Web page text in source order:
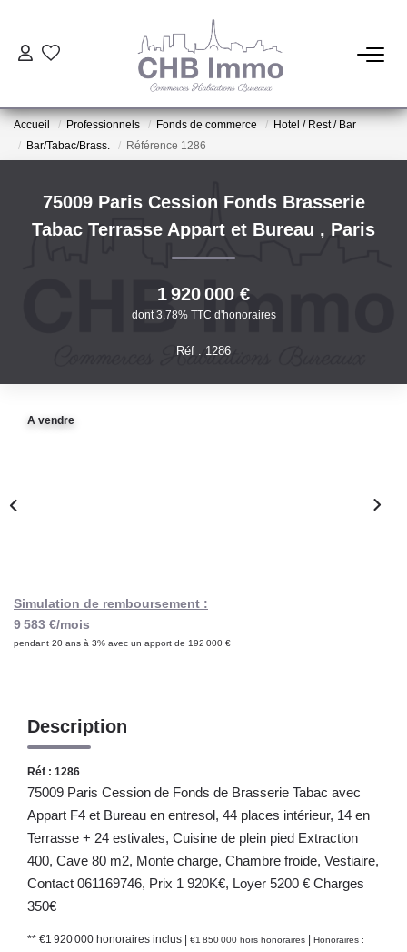
ESTIMATION
HABITATION
CESSIONS DE FONDS
LOCATIONS
GESTION
Accueil Professionnels Fonds de commerce
Hotel / Rest / Bar
Bar/Tabac/Brass.
Référence 1286
75009 Paris Cession Fonds Brasserie
Tabac Terrasse Appart et Bureau , Paris
1 920 000 €
dont 3,78% TTC d'honoraires
Réf : 1286
A vendre
Simulation de remboursement :
9 583 €/mois
pendant 20 ans à 3% avec un apport de 192 000 €
Description
Réf : 1286
75009 Paris Cession de Fonds de Brasserie Tabac avec
Appart F4 et Bureau en entresol, 44 places intérieur, 14 en
Terrasse + 24 estivales, Cuisine de plein pied Extraction
400, Cave 80 m2, Monte charge, Chambre froide, Vestiaire,
Contact 061169746, Prix 1 920K€, Loyer 5200 € Charges
350€
** €1 920 000 honoraires inclus | €1 850 000 hors honoraires | Honoraires :